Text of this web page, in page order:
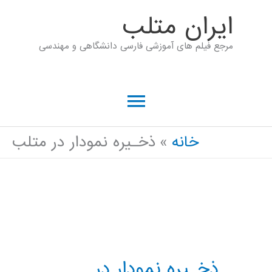
ايران متلب
مرجع فیلم های آموزشی فارسی دانشگاهی و مهندسی
فهرست
اصلی
خانه ذخـيره نمودار در متلب